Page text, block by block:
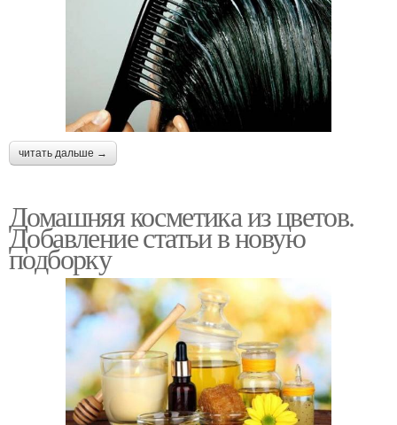
читать дальше →
Домашняя косметика из цветов.
Добавление статьи в новую
подборку